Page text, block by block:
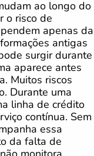
ao longo do
o risco de
apenas da
antigas
surgir durante
aparece antes
Muitos riscos
Durante uma
linha de crédito
contínua. Sem
essa
da falta de